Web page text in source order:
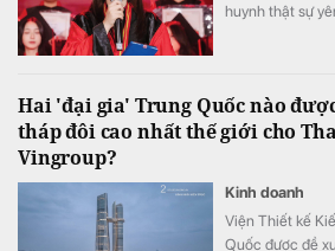
huynh thật sự
Hai 'đại gia' Trung Quốc nào
tháp đôi cao nhất thế giới cho
Vingroup?
Kinh doanh
Viện Thiết kế
Quốc được đề